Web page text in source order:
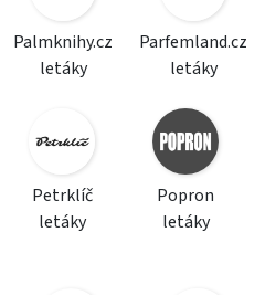
Palmknihy.cz
letáky
Parfemland.cz
letáky
Petrklíč
letáky
Popron
letáky